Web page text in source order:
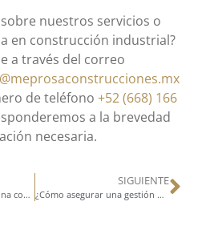
nuestros servicios o
en construcción industrial?
a través del correo
de teléfono +52 (668) 166
a la brevedad
necesaria.
Guía paso a paso para una construcción de naves industriales con Meprosa Construcciones
SIGUIENTE
¿Cómo asegurar una gestión de proyectos de construcción eficiente y adecuada?